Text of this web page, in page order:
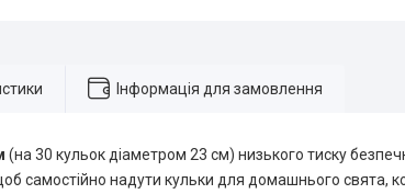
Інформація для замовлення
(на 30 кульок діаметром 23 см) низького тиску
самостійно надути кульки для домашнього свята,